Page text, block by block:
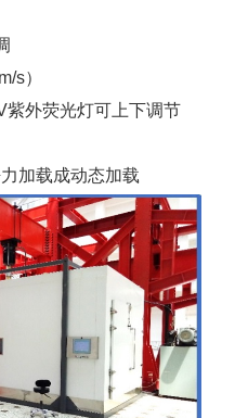
s）
外荧光灯可上下调节
加载成动态加载